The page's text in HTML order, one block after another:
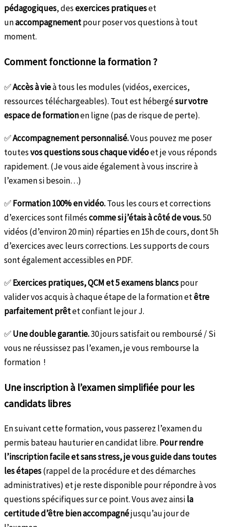
pédagogiques, desexercices pratiqueset
unaccompagnementpour poser vos questions à tout
moment.
Comment fonctionne la formation ?
✅Accès à vieà tous les modules (vidéos, exercices,
ressources téléchargeables). Tout est hébergésur votre
espace de formationen ligne (pas de risque de perte).
✅Accompagnement personnalisé.Vous pouvez me poser
toutesvos questions sous chaque vidéoet je vous réponds
rapidement. (Je vous aide également à vous inscrire à
l’examen si besoin…)
✅Formation 100% en vidéo.Tous les cours et corrections
d’exercices sont filméscomme si j’étais à côté de vous.50
vidéos (d’environ 20 min) réparties en 15h de cours, dont 5h
d’exercices avec leurs corrections. Les supports de cours
sont également accessibles en PDF.
✅Exercices pratiques, QCM et 5 examens blancspour
valider vos acquis à chaque étape de la formation etêtre
parfaitement prêtet confiant le jour J.
✅Une double garantie.30 jours satisfait ou remboursé / Si
vous ne réussissez pas l’examen, je vous rembourse la
formation !
Une inscription à l’examen simplifiée pour les
candidats libres
En suivant cette formation, vous passerez l’examen du
permis bateau hauturier en candidat libre. Pour rendre
l’inscription facile et sans stress, je vous guide dans toutes
les étapes(rappel de la procédure et des démarches
administratives) et je reste disponible pour répondre à vos
questions spécifiques sur ce point. Vous avez ainsila
certitude d’être bien accompagnéjusqu’au jour de